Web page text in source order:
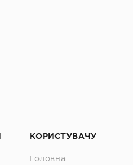
КОРИСТУВАЧУ
Головна